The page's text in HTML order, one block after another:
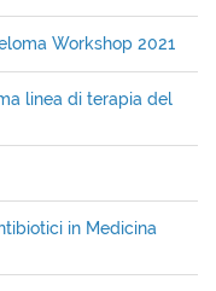
Workshop 2021
linea di terapia del
in Medicina